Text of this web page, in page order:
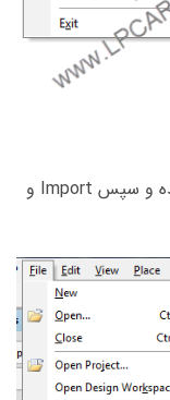
برای وارد کردن فایل گربر وارد منوی File شده و سپس Import و